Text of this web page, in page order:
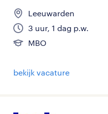
Leeuwarden
3 uur, 1 dag p.w.
MBO
bekijk vacature